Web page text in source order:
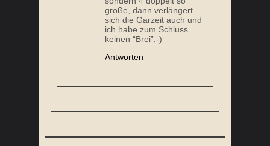
Hallöchen,
Fleisch im Ofen lassen müsste?